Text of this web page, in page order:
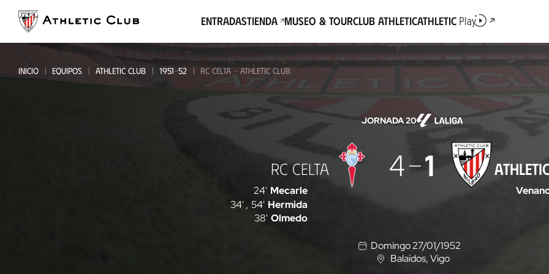
contenido
principal
EntradasTienda Museo & TourClub AthleticAthletic Play
INICIO EQUIPOS ATHLETIC CLUB 1951-52 RC CELTA - ATHLETIC CLUB
JORNADA 20
RC CELTA 4 1
24' Mecarle
34' , 54' Hermida
38' Olmedo
Domingo 27/01/1952
U
Balaídos, Vigo